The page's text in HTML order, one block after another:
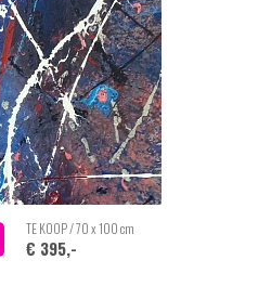
TE KOOP / 70 x 100 cm
€ 395,-